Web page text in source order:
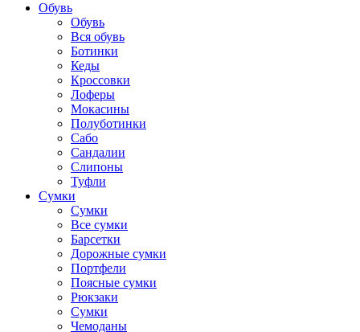
Обувь
Обувь
Вся обувь
Ботинки
Кеды
Кроссовки
Лоферы
Мокасины
Полуботинки
Сабо
Сандалии
Слипоны
Туфли
Сумки
Сумки
Все сумки
Барсетки
Дорожные сумки
Портфели
Поясные сумки
Рюкзаки
Сумки
Чемоданы